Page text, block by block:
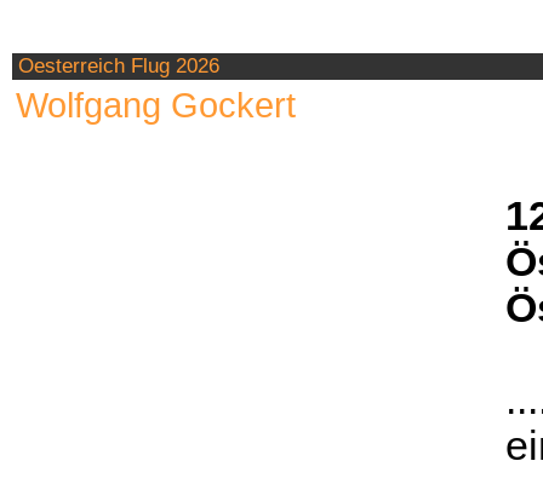
Oesterreich Flug 2026
Wolfgang Gockert